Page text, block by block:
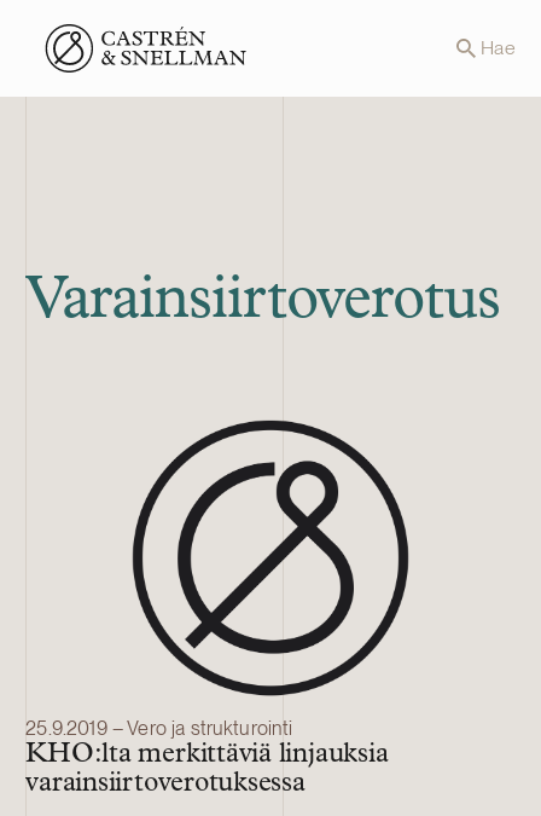
Front page Hae
Varainsiirtoverotus
25.9.2019 – Vero ja strukturointi
KHO:lta merkittäviä linjauksia
varainsiirtoverotuksessa